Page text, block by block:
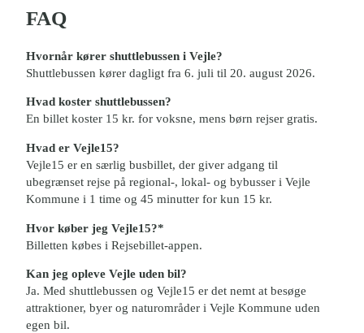
FAQ
Hvornår kører shuttlebussen i Vejle?
Shuttlebussen kører dagligt fra 6. juli til 20. august 2026.
Hvad koster shuttlebussen?
En billet koster 15 kr. for voksne, mens børn rejser gratis.
Hvad er Vejle15?
Vejle15 er en særlig busbillet, der giver adgang til
ubegrænset rejse på regional-, lokal- og bybusser i Vejle
Kommune i 1 time og 45 minutter for kun 15 kr.
Hvor køber jeg Vejle15?*
Billetten købes i Rejsebillet-appen.
Kan jeg opleve Vejle uden bil?
Ja. Med shuttlebussen og Vejle15 er det nemt at besøge
attraktioner, byer og naturområder i Vejle Kommune uden
egen bil.